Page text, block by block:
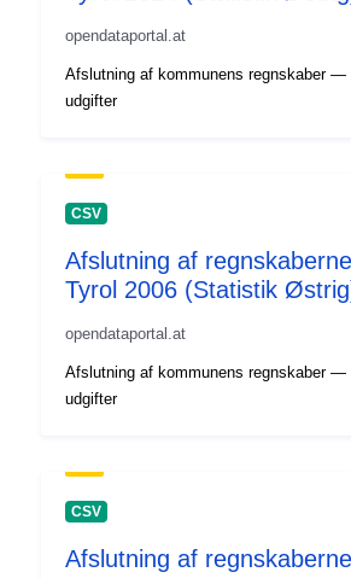
opendataportal.at
Afslutning af kommunens regnskaber
udgifter
CSV
Afslutning af
Tyrol 2006 (Statistik
opendataportal.at
Afslutning af kommunens regnskaber
udgifter
CSV
Afslutning af